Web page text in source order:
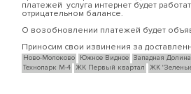
платежей услуга интернет будет
отрицательном балансе.
О возобновлении платежей будет
Приносим свои извинения за
Ново-Молоково Южное Видное Западная Долина
Технопарк М-4 ЖК Первый квартал ЖК